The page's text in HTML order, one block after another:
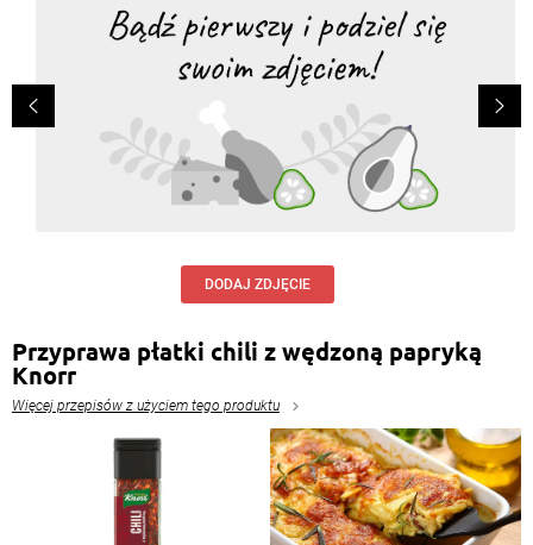
DODAJ ZDJĘCIE
Przyprawa płatki chili z wędzoną papryką
Knorr
Więcej przepisów z użyciem tego produktu